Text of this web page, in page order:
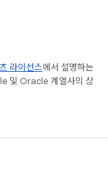
라이선스에서 설명하는
및 Oracle 계열사의 상